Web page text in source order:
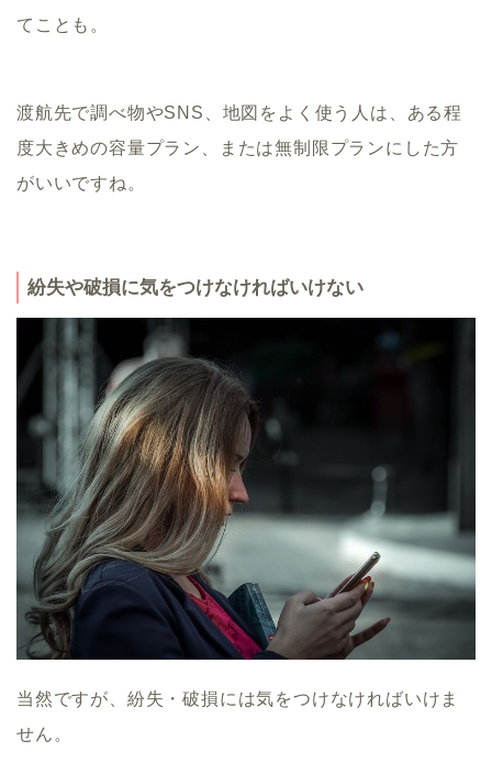
てことも。
渡航先で調べ物やSNS、地図をよく使う人は、ある程
度大きめの容量プラン、または無制限プランにした方
がいいですね。
紛失や破損に気をつけなければいけない
当然ですが、紛失・破損には気をつけなければいけま
せん。